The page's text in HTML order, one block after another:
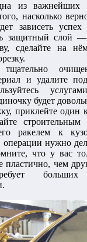
из важнейших
насколько
зависеть
защитный слой —
сделайте на
и удалите
будет
приклейте один
ракелем к
нужно
что у вас
пластично, чем